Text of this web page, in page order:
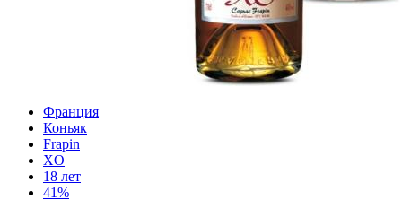
Франция
Коньяк
Frapin
XO
18 лет
41%